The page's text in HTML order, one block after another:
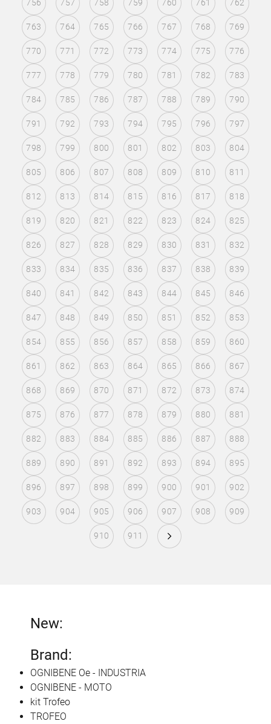
756 757 758 759 760 761 762
763 764 765 766 767 768 769
770 771 772 773 774 775 776
777 778 779 780 781 782 783
784 785 786 787 788 789 790
791 792 793 794 795 796 797
798 799 800 801 802 803 804
805 806 807 808 809 810 811
812 813 814 815 816 817 818
819 820 821 822 823 824 825
826 827 828 829 830 831 832
833 834 835 836 837 838 839
840 841 842 843 844 845 846
847 848 849 850 851 852 853
854 855 856 857 858 859 860
861 862 863 864 865 866 867
868 869 870 871 872 873 874
875 876 877 878 879 880 881
882 883 884 885 886 887 888
889 890 891 892 893 894 895
896 897 898 899 900 901 902
903 904 905 906 907 908 909
910 911
New:
Brand:
OGNIBENE Oe - INDUSTRIA
OGNIBENE - MOTO
kit Trofeo
TROFEO